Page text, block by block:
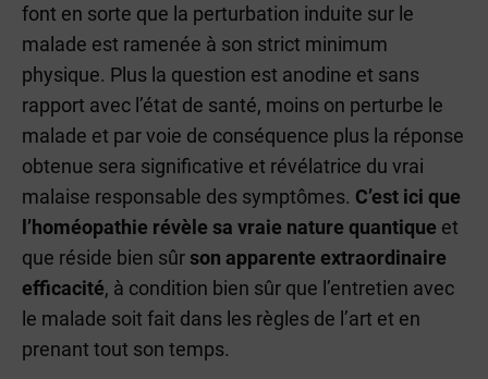
font en sorte que la perturbation induite sur le
malade est ramenée à son strict minimum
physique. Plus la question est anodine et sans
rapport avec l’état de santé, moins on perturbe le
malade et par voie de conséquence plus la réponse
obtenue sera significative et révélatrice du vrai
malaise responsable des symptômes. C’est ici que
l’homéopathie révèle sa vraie nature quantique et
que réside bien sûrson apparente extraordinaire
efficacité, à condition bien sûr que l’entretien avec
le malade soit fait dans les règles de l’art et en
prenant tout son temps.